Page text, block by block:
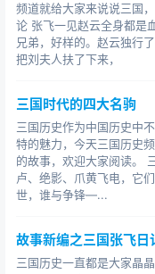
频道就给大家来说说三国
论 张飞一见赵云全身都是
兄弟，好样的。赵云独行
把刘夫人扶了下来，
三国时代的四大名驹
三国历史作为中国历史中
特的魅力，今天三国历史
的故事，欢迎大家阅读。
卢、绝影、爪黄飞电，它
世，谁与争锋—...
故事新编之三国张飞日
三国历史一直都是大家晶